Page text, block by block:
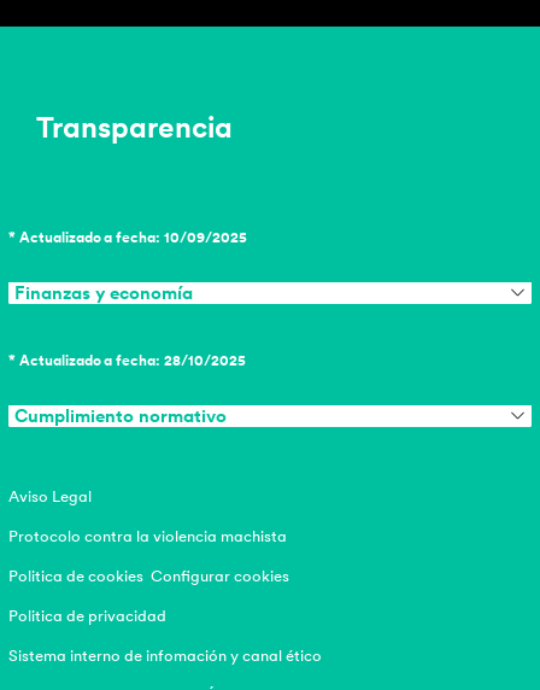
Transparencia
* Actualizado a fecha: 10/09/2025
Finanzas y economía
* Actualizado a fecha: 28/10/2025
Cumplimiento normativo
Aviso Legal
Protocolo contra la violencia machista
Politica de cookies Configurar cookies
Politica de privacidad
Sistema interno de infomación y canal ético